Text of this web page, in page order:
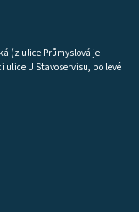
(z ulice Průmyslová je
ulice U Stavoservisu, po levé